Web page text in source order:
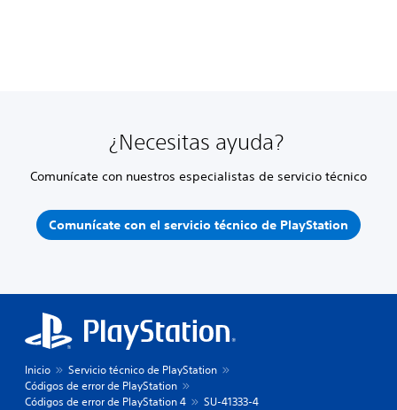
¿Necesitas ayuda?
Comunícate con nuestros especialistas de servicio técnico
Comunícate con el servicio técnico de PlayStation
Inicio
Servicio técnico de PlayStation
Códigos de error de PlayStation
Códigos de error de PlayStation 4
SU-41333-4